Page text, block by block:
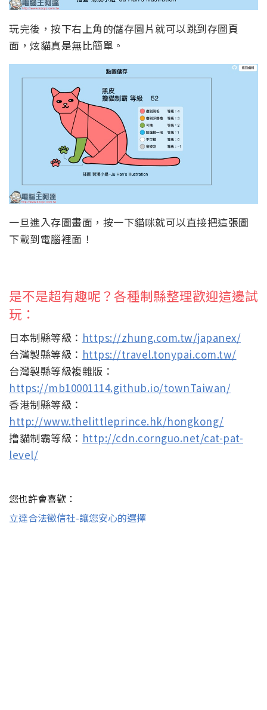
玩完後，按下右上角的儲存圖片就可以跳到存圖頁
面，炫貓真是無比簡單。
一旦進入存圖畫面，按一下貓咪就可以直接把這張圖
下載到電腦裡面！
是不是超有趣呢？各種制縣整理歡迎這邊試
玩：
日本制縣等級： https://zhung.com.tw/japanex/
台灣製縣等級： https://travel.tonypai.com.tw/
台灣製縣等級複雜版：
https://mb10001114.github.io/townTaiwan/
香港制縣等級：
http://www.thelittleprince.hk/hongkong/
撸貓制霸等級： http://cdn.cornguo.net/cat-pat-
level/
您也許會喜歡：
立達合法徵信社-讓您安心的選擇